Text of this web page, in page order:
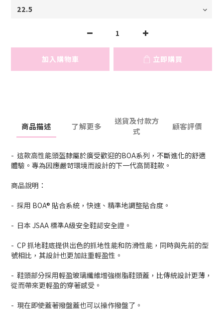
加入購物車 立即購買
商品描述 了解更多
送貨及付款方
式
顧客評價
- 這款高性能頭盔隸屬於廣受歡迎的BOA系列，不斷進化的舒適
體驗。專為因應嚴苛環境而設計的下一代高筒鞋款。
商品說明：
- 採用 BOA® 貼合系統，快速、精準地調整貼合度。
- 日本 JSAA 標準A級安全鞋認安全證。
- CP 抓地鞋底提供出色的抓地性能和防滑性能，同時與先前的型
號相比，其設計也更加註重輕盈性。
- 鞋頭部分採用輕盈玻璃纖維增強樹脂鞋頭蓋，比傳統設計更薄，
從而帶來更輕盈的穿著感受。
- 現在即使蓋著撥盤蓋也可以操作撥盤了。